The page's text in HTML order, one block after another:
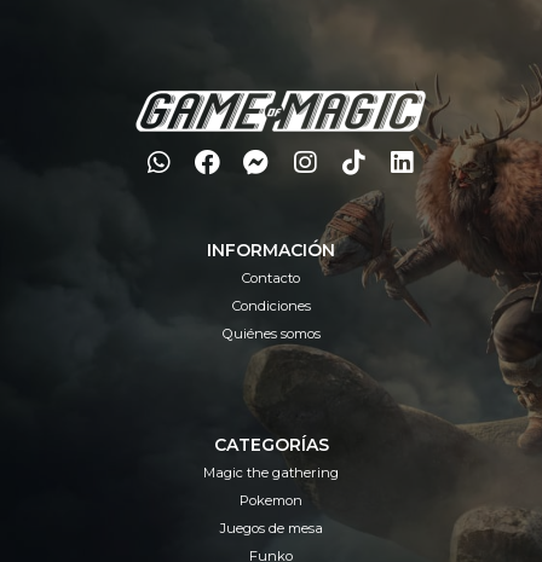
INFORMACIÓN
Contacto
Condiciones
Quiénes somos
CATEGORÍAS
Magic the gathering
Pokemon
Juegos de mesa
Funko